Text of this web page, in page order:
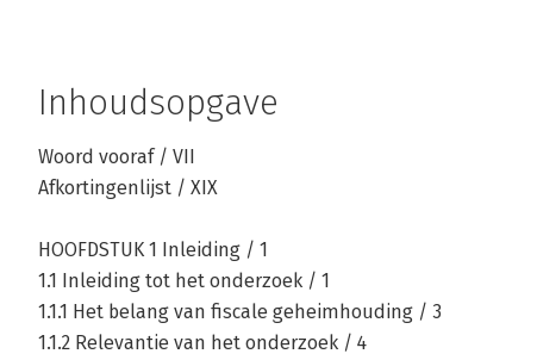
Inhoudsopgave
Woord vooraf / VII
Afkortingenlijst / XIX
HOOFDSTUK 1 Inleiding / 1
1.1 Inleiding tot het onderzoek / 1
1.1.1 Het belang van fiscale geheimhouding / 3
1.1.2 Relevantie van het onderzoek / 4